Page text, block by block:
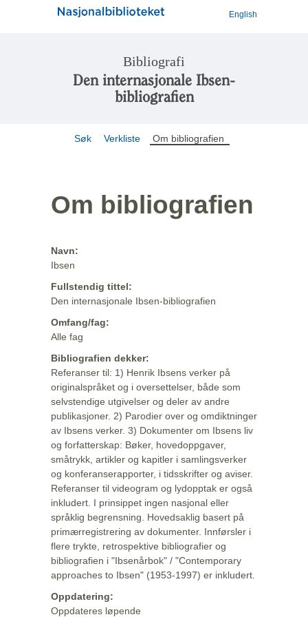
English
Bibliografi
Den internasjonale Ibsen-
bibliografien
Søk Verkliste Om bibliografien
Om bibliografien
Navn:
Ibsen
Fullstendig tittel:
Den internasjonale Ibsen-bibliografien
Omfang/fag:
Alle fag
Bibliografien dekker:
Referanser til: 1) Henrik Ibsens verker på
originalspråket og i oversettelser, både som
selvstendige utgivelser og deler av andre
publikasjoner. 2) Parodier over og omdiktninger
av Ibsens verker. 3) Dokumenter om Ibsens liv
og forfatterskap: Bøker, hovedoppgaver,
småtrykk, artikler og kapitler i samlingsverker
og konferanserapporter, i tidsskrifter og aviser.
Referanser til videogram og lydopptak er også
inkludert. I prinsippet ingen nasjonal eller
språklig begrensning. Hovedsaklig basert på
primærregistrering av dokumenter. Innførsler i
flere trykte, retrospektive bibliografier og
bibliografien i "Ibsenårbok" / "Contemporary
approaches to Ibsen" (1953-1997) er inkludert.
Oppdatering:
Oppdateres løpende